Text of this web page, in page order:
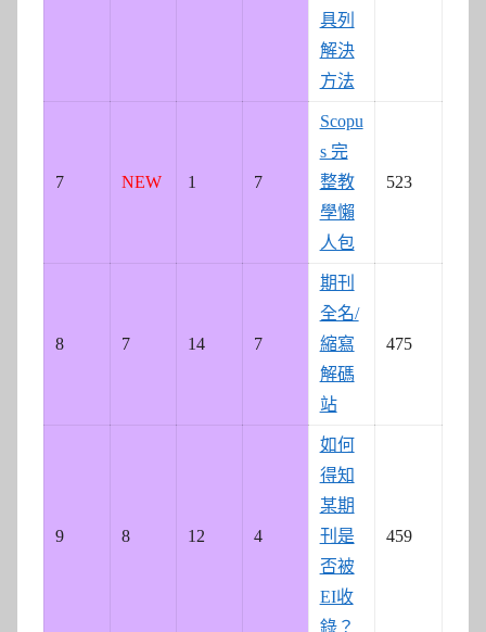
具列
解決
方法
7 NEW 1 7
Scopu
s 完
整教
學懶
人包
523
8 7 14 7
期刊
全名/
縮寫
解碼
站
475
9 8 12 4
如何
得知
某期
刊是
否被
EI收
錄？
459